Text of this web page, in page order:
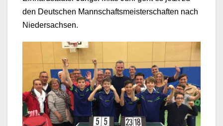
den Deutschen Mannschaftsmeisterschaften nach
Niedersachsen.